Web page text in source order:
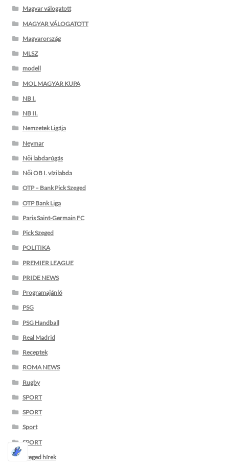
Magyar válogatott
MAGYAR VÁLOGATOTT
Magyarország
MLSZ
modell
MOL MAGYAR KUPA
NB I.
NB II.
Nemzetek Ligája
Neymar
Női labdarúgás
Női OB I. vízilabda
OTP – Bank Pick Szeged
OTP Bank Liga
Paris Saint-Germain FC
Pick Szeged
POLITIKA
PREMIER LEAGUE
PRIDE NEWS
Programajánló
PSG
PSG Handball
Real Madrid
Receptek
ROMA NEWS
Rugby
SPORT
SPORT
Sport
SPORT
Szeged hírek